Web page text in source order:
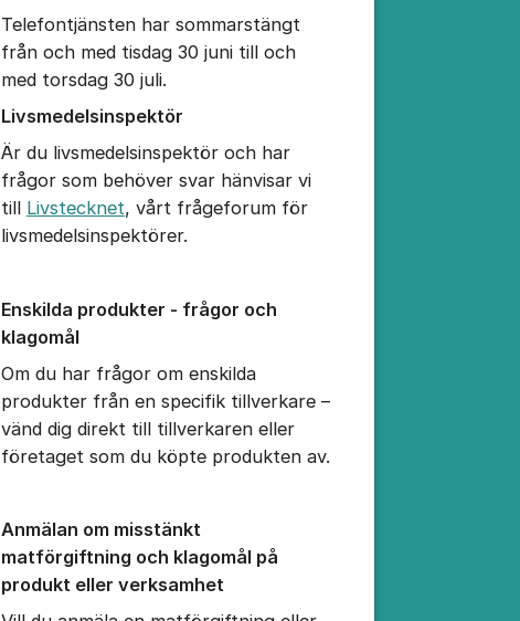
Telefontjänsten har sommarstängt
från och med tisdag 30 juni till och
med torsdag 30 juli.
Livsmedelsinspektör
Är du livsmedelsinspektör och har
frågor som behöver svar hänvisar vi
till Livstecknet, vårt frågeforum för
livsmedelsinspektörer.
Enskilda produkter - frågor och
klagomål
Om du har frågor om enskilda
produkter från en specifik tillverkare –
vänd dig direkt till tillverkaren eller
företaget som du köpte produkten av.
Anmälan om misstänkt
matförgiftning och klagomål på
produkt eller verksamhet